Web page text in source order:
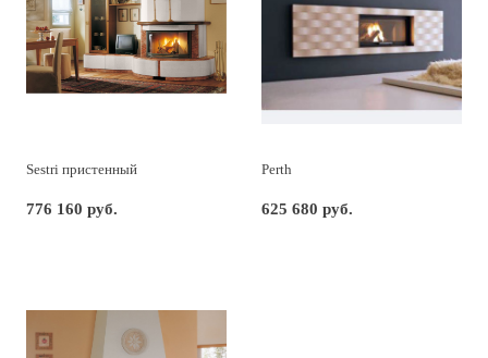
Sestri пристенный
776 160 руб.
Perth
625 680 руб.